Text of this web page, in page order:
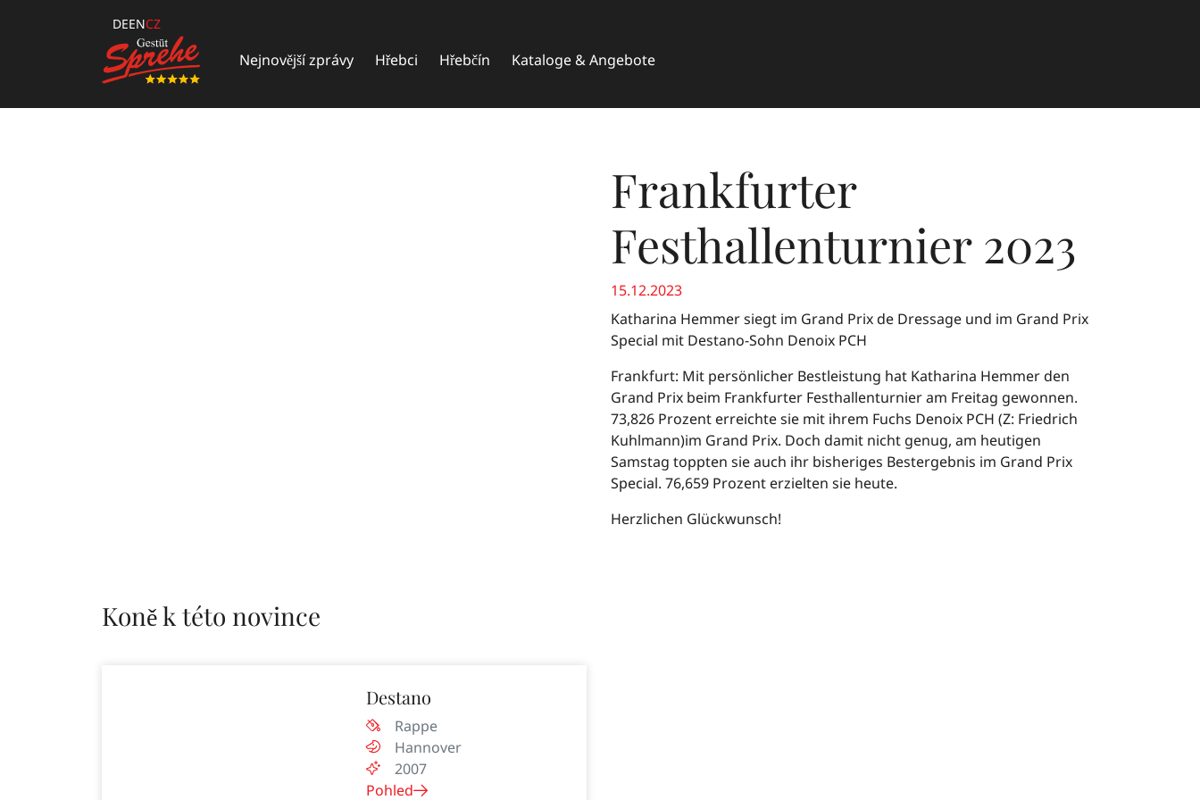
DEENCZ
Nejnovější zprávy Hřebci Hřebčín Kataloge & Angebote
Frankfurter
Festhallenturnier 2023
15.12.2023
Katharina Hemmer siegt im Grand Prix de Dressage und im Grand Prix
Special mit Destano-Sohn Denoix PCH
Frankfurt: Mit persönlicher Bestleistung hat Katharina Hemmer den
Grand Prix beim Frankfurter Festhallenturnier am Freitag gewonnen.
73,826 Prozent erreichte sie mit ihrem Fuchs Denoix PCH (Z: Friedrich
Kuhlmann)im Grand Prix. Doch damit nicht genug, am heutigen
Samstag toppten sie auch ihr bisheriges Bestergebnis im Grand Prix
Special. 76,659 Prozent erzielten sie heute.
Herzlichen Glückwunsch!
Koně k této novince
Destano
Rappe
Hannover
2007
Pohled